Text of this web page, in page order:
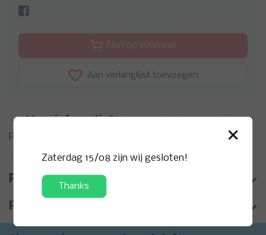
Niet op voorraad
Aan verlanglijst toevoegen
Meer informatie?Neem contact op over dit
product
Toevoegen aan vergelijking
Productomschrijving
Product informatie
×
Zaterdag 15/08 zijn wij gesloten!
Thanks